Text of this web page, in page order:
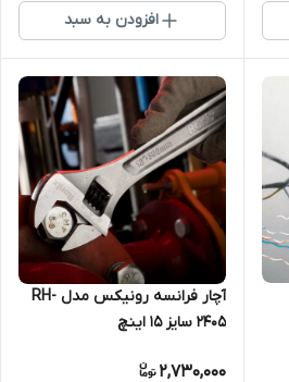
افزودن به سبد
آچار فرانسه رونیکس مدل RH-
2405 سایز ۱۵ اینچ
2,730,000